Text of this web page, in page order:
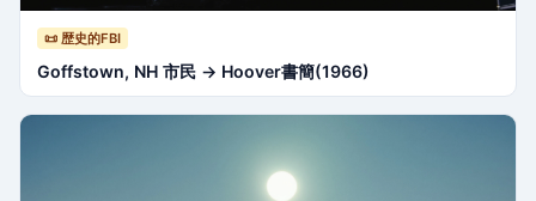
📜 歴史的FBI
Goffstown, NH 市民 → Hoover書簡(1966)